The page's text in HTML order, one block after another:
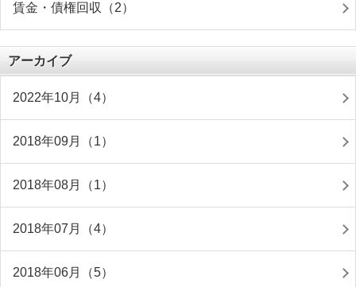
賃金・債権回収（2）
アーカイブ
2022年10月（4）
2018年09月（1）
2018年08月（1）
2018年07月（4）
2018年06月（5）